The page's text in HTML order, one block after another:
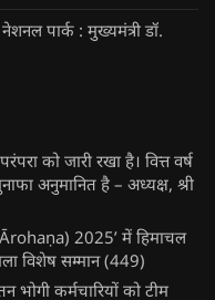
पार्क : मुख्यमंत्री डॉ.
को जारी रखा है। वित्त वर्ष
अनुमानित है – अध्यक्ष, श्री
2025’ में हिमाचल
विशेष सम्मान (449)
भोगी कर्मचारियों को टीम